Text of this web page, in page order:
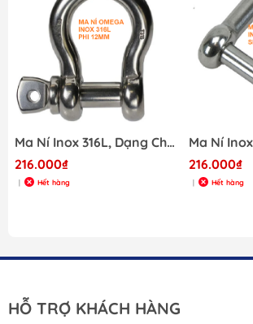
Ma Ní Inox 316L, Dạng Chữ Omega 12mm, Omega-shackles , mã S00205-6
216.000₫
Hết hàng
216.000₫
Hết hàng
HỖ TRỢ KHÁCH HÀNG